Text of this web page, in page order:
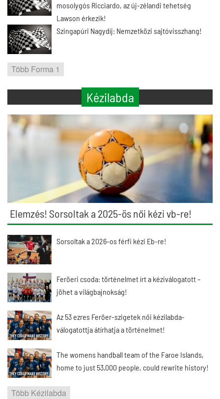
mosolygós Ricciardo, az új-zélandi tehetség
Lawson érkezik!
Szingapúri Nagydíj: Nemzetközi sajtóvisszhang!
Több Forma 1
Kézilabda
Elemzés! Sorsoltak a 2025-ös női kézi vb-re!
Sorsoltak a 2026-os férfi kézi Eb-re!
Feröeri csoda: történelmet írt a kéziválogatott –
jöhet a világbajnokság!
Az 53 ezres Feröer-szigetek női kézilabda-
válogatottja átírhatja a történelmet!
The womens handball team of the Faroe Islands,
home to just 53,000 people, could rewrite history!
Több Kézilabda